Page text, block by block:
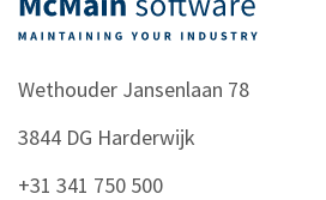
Wethouder Jansenlaan 78
3844 DG Harderwijk
+31 341 750 500